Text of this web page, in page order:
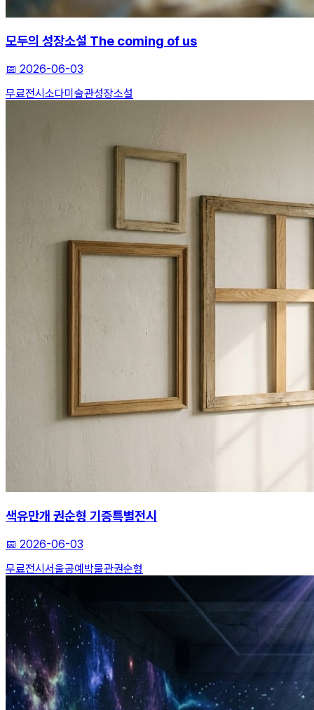
모두의 성장소설 The coming of us
📅 2026-06-03
무료전시 소다미술관성장소설
색유만개 권순형 기증특별전시
📅 2026-06-03
무료전시 서울공예박물관권순형